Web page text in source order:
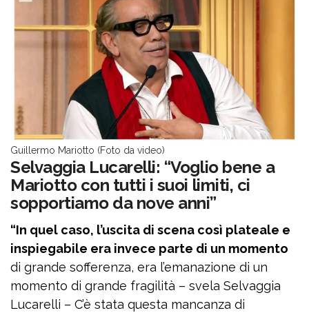
Guillermo Mariotto (Foto da video)
Selvaggia Lucarelli: “Voglio bene a
Mariotto con tutti i suoi limiti, ci
sopportiamo da nove anni”
“In quel caso, l’uscita di scena così plateale e
inspiegabile era invece parte di un momento
di grande sofferenza, era l’emanazione di un
momento di grande fragilità – svela Selvaggia
Lucarelli – C’è stata questa mancanza di